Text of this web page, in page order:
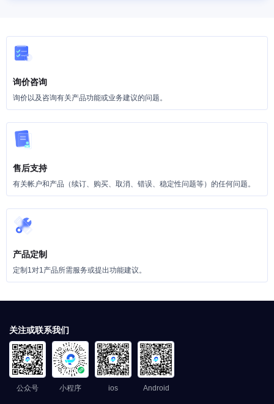
询价咨询
询价以及咨询有关产品功能或业务建议的问题。
售后支持
有关帐户和产品（续订、购买、取消、错误、稳定性问题等）的任何问题。
产品定制
定制1对1产品所需服务或提出功能建议。
关注或联系我们
公众号 小程序 ios Android